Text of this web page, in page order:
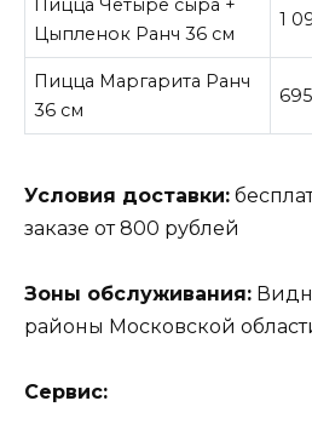
Цыпленок Ранч 36 см
1
Пицца Маргарита Ранч
36 см
Условия доставки:
заказе от 800 рублей
Зоны обслуживания:
районы Московской
Сервис: